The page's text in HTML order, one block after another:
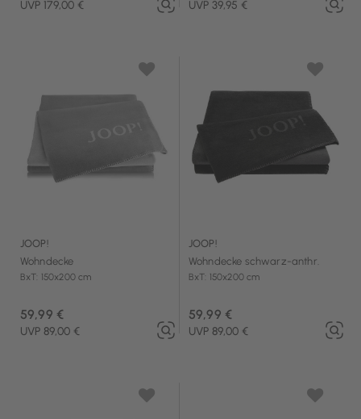
UVP 179,00 € UVP 39,95 €
JOOP!
Wohndecke
BxT: 150x200 cm
59,99 €
UVP 89,00 €
JOOP!
Wohndecke schwarz-anthr.
BxT: 150x200 cm
59,99 €
UVP 89,00 €